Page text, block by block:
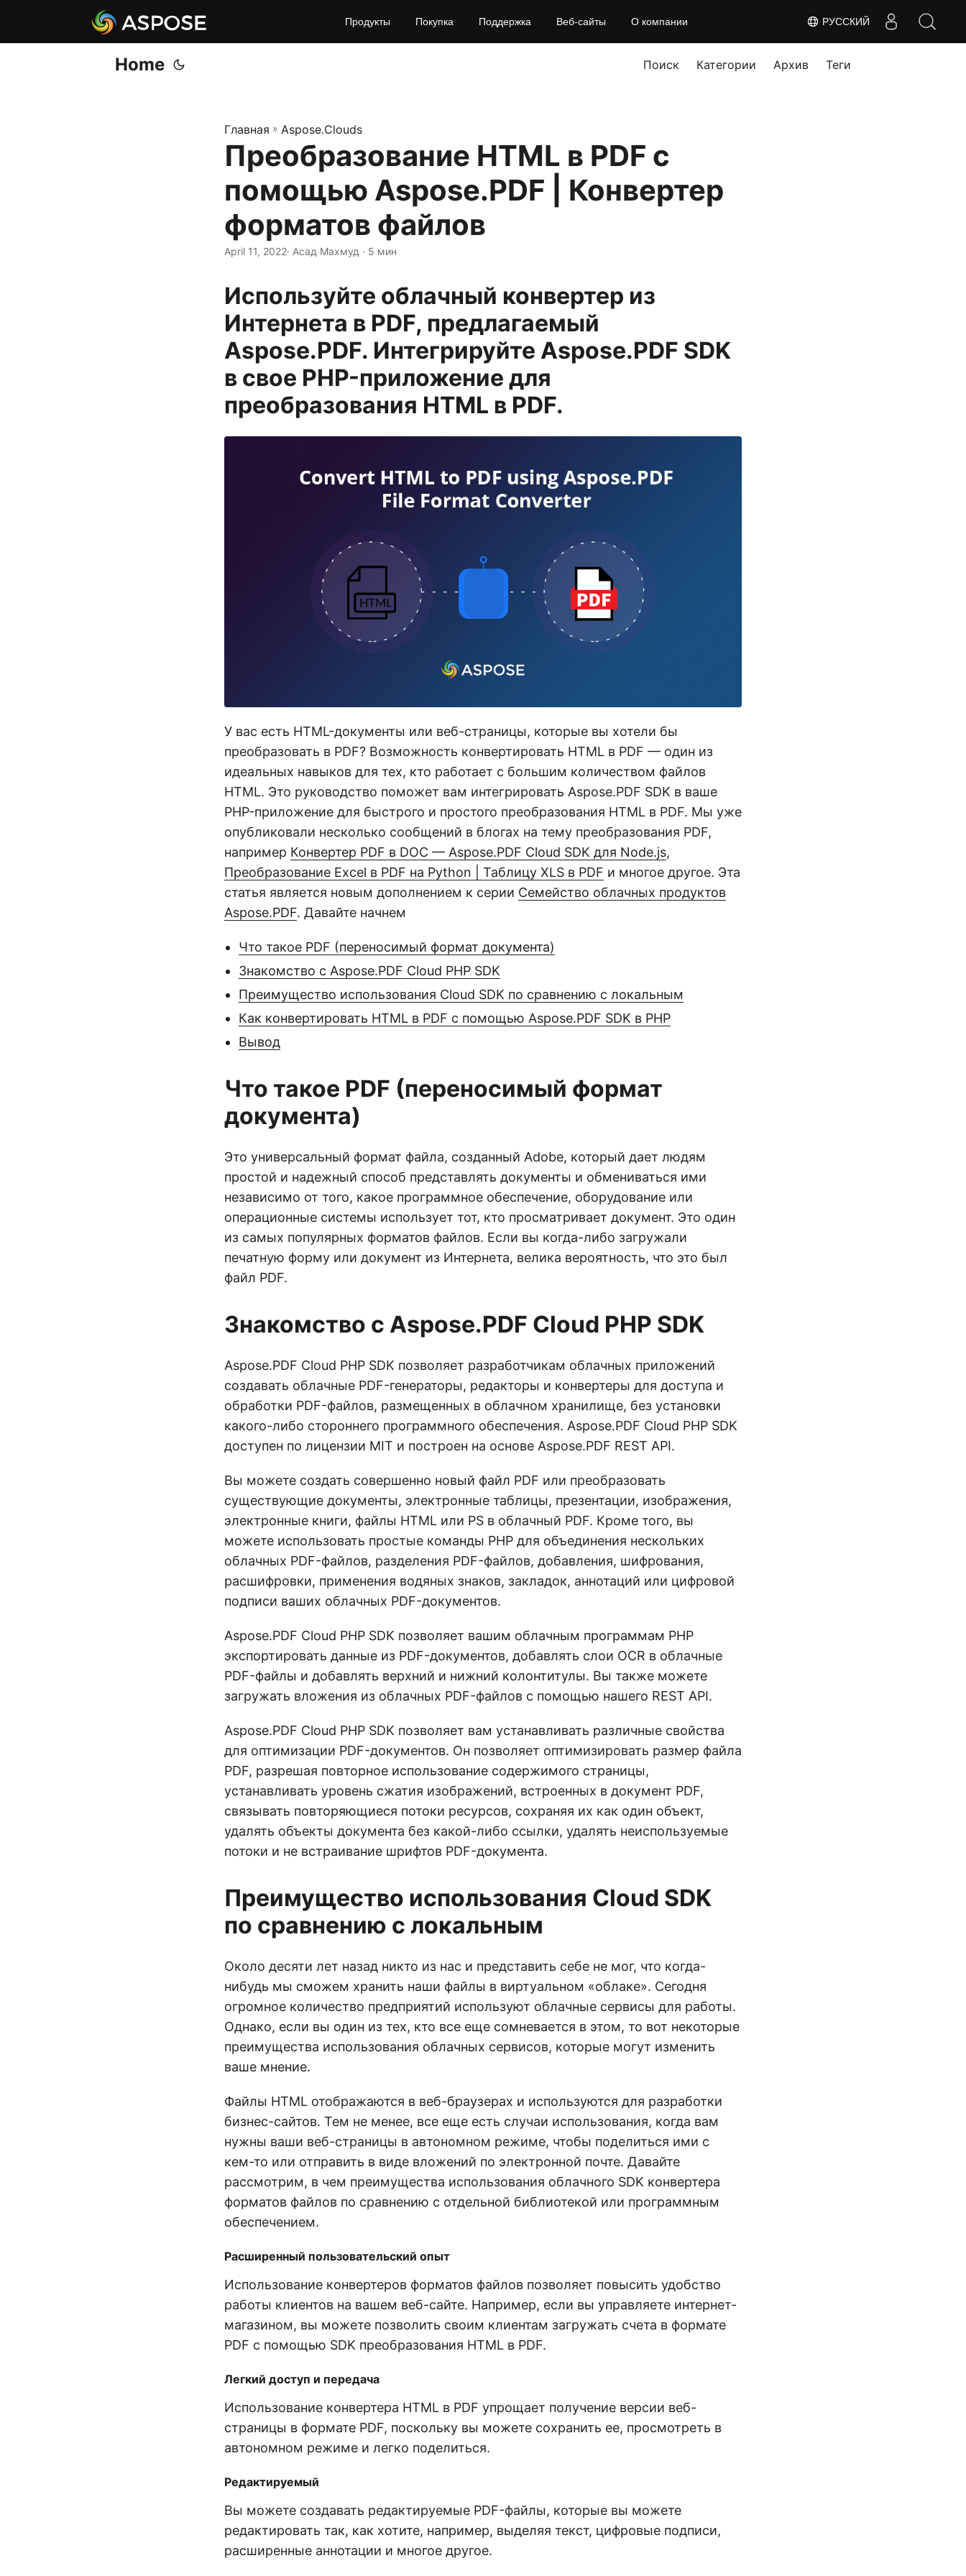
РУССКИЙ
Продукты Покупка Поддержка Веб-сайты О компании
Home Поиск Категории Архив Теги
Главная » Aspose.Clouds
Преобразование HTML в PDF с
помощью Aspose.PDF | Конвертер
форматов файлов
April 11, 2022· Асад Махмуд · 5 мин
Используйте облачный конвертер из
Интернета в PDF, предлагаемый
Aspose.PDF. Интегрируйте Aspose.PDF SDK
в свое PHP-приложение для
преобразования HTML в PDF.
У вас есть HTML-документы или веб-страницы, которые вы хотели бы
преобразовать в PDF? Возможность конвертировать HTML в PDF — один из
идеальных навыков для тех, кто работает с большим количеством файлов
HTML. Это руководство поможет вам интегрировать Aspose.PDF SDK в ваше
PHP-приложение для быстрого и простого преобразования HTML в PDF. Мы уже
опубликовали несколько сообщений в блогах на тему преобразования PDF,
например Конвертер PDF в DOC — Aspose.PDF Cloud SDK для Node.js,
Преобразование Excel в PDF на Python | Таблицу XLS в PDF и многое другое. Эта
статья является новым дополнением к серии Семейство облачных продуктов
Aspose.PDF. Давайте начнем
Что такое PDF (переносимый формат документа)
Знакомство с Aspose.PDF Cloud PHP SDK
Преимущество использования Cloud SDK по сравнению с локальным
Как конвертировать HTML в PDF с помощью Aspose.PDF SDK в PHP
Вывод
Что такое PDF (переносимый формат
документа)
Это универсальный формат файла, созданный Adobe, который дает людям
простой и надежный способ представлять документы и обмениваться ими
независимо от того, какое программное обеспечение, оборудование или
операционные системы использует тот, кто просматривает документ. Это один
из самых популярных форматов файлов. Если вы когда-либо загружали
печатную форму или документ из Интернета, велика вероятность, что это был
файл PDF.
Знакомство с Aspose.PDF Cloud PHP SDK
Aspose.PDF Cloud PHP SDK позволяет разработчикам облачных приложений
создавать облачные PDF-генераторы, редакторы и конвертеры для доступа и
обработки PDF-файлов, размещенных в облачном хранилище, без установки
какого-либо стороннего программного обеспечения. Aspose.PDF Cloud PHP SDK
доступен по лицензии MIT и построен на основе Aspose.PDF REST API.
Вы можете создать совершенно новый файл PDF или преобразовать
существующие документы, электронные таблицы, презентации, изображения,
электронные книги, файлы HTML или PS в облачный PDF. Кроме того, вы
можете использовать простые команды PHP для объединения нескольких
облачных PDF-файлов, разделения PDF-файлов, добавления, шифрования,
расшифровки, применения водяных знаков, закладок, аннотаций или цифровой
подписи ваших облачных PDF-документов.
Aspose.PDF Cloud PHP SDK позволяет вашим облачным программам PHP
экспортировать данные из PDF-документов, добавлять слои OCR в облачные
PDF-файлы и добавлять верхний и нижний колонтитулы. Вы также можете
загружать вложения из облачных PDF-файлов с помощью нашего REST API.
Aspose.PDF Cloud PHP SDK позволяет вам устанавливать различные свойства
для оптимизации PDF-документов. Он позволяет оптимизировать размер файла
PDF, разрешая повторное использование содержимого страницы,
устанавливать уровень сжатия изображений, встроенных в документ PDF,
связывать повторяющиеся потоки ресурсов, сохраняя их как один объект,
удалять объекты документа без какой-либо ссылки, удалять неиспользуемые
потоки и не встраивание шрифтов PDF-документа.
Преимущество использования Cloud SDK
по сравнению с локальным
Около десяти лет назад никто из нас и представить себе не мог, что когда-
нибудь мы сможем хранить наши файлы в виртуальном «облаке». Сегодня
огромное количество предприятий используют облачные сервисы для работы.
Однако, если вы один из тех, кто все еще сомневается в этом, то вот некоторые
преимущества использования облачных сервисов, которые могут изменить
ваше мнение.
Файлы HTML отображаются в веб-браузерах и используются для разработки
бизнес-сайтов. Тем не менее, все еще есть случаи использования, когда вам
нужны ваши веб-страницы в автономном режиме, чтобы поделиться ими с
кем-то или отправить в виде вложений по электронной почте. Давайте
рассмотрим, в чем преимущества использования облачного SDK конвертера
форматов файлов по сравнению с отдельной библиотекой или программным
обеспечением.
Расширенный пользовательский опыт
Использование конвертеров форматов файлов позволяет повысить удобство
работы клиентов на вашем веб-сайте. Например, если вы управляете интернет-
магазином, вы можете позволить своим клиентам загружать счета в формате
PDF с помощью SDK преобразования HTML в PDF.
Легкий доступ и передача
Использование конвертера HTML в PDF упрощает получение версии веб-
страницы в формате PDF, поскольку вы можете сохранить ее, просмотреть в
автономном режиме и легко поделиться.
Редактируемый
Вы можете создавать редактируемые PDF-файлы, которые вы можете
редактировать так, как хотите, например, выделяя текст, цифровые подписи,
расширенные аннотации и многое другое.